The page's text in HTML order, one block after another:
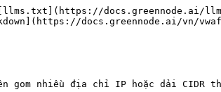
docs.greennode.ai/
docs.greennode.ai/vn/
gom nhiều địa chỉ IP hoặc dải CIDR